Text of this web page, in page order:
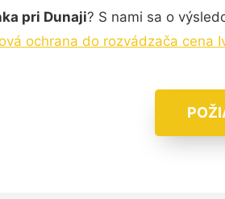
pri Dunaji? S nami sa o
ochrana do rozvádzača cena